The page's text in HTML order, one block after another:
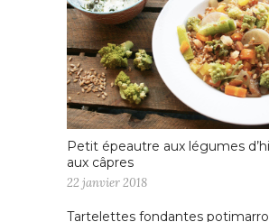
Petit épeautre aux légumes
aux câpres
22 janvier 2018
Tartelettes fondantes